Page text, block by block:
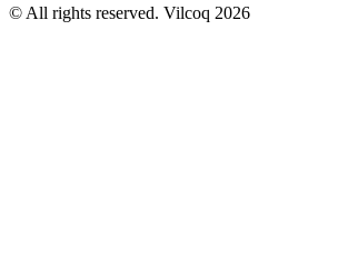
© All rights reserved. Vilcoq 2026